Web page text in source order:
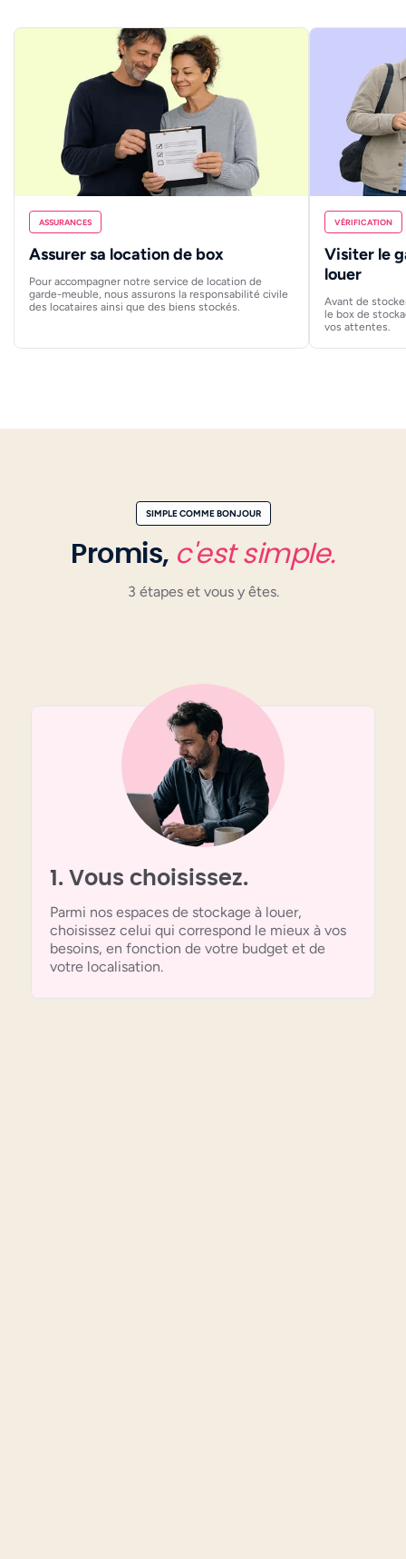
ASSURANCES
Assurer sa location de box
Pour accompagner notre service de location de
garde-meuble, nous assurons la responsabilité civile
des locataires ainsi que des biens stockés.
VÉRIFICATION
Visiter le
louer
Avant de
le box de
vos attentes.
SIMPLE COMME BONJOUR
Promis, c'est simple.
3 étapes et vous y êtes.
1. Vous choisissez.
Parmi nos espaces de stockage à louer,
choisissez celui qui correspond le mieux à vos
besoins, en fonction de votre budget et de
votre localisation.